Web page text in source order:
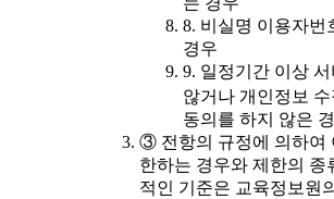
8. 비실명 이용자번
경우
9. 일정기간 이상
않거나 개인정보
동의를 하지 않은
③ 전항의 규정에 의하여
한하는 경우와 제한의 종
적인 기준은 교육정보원